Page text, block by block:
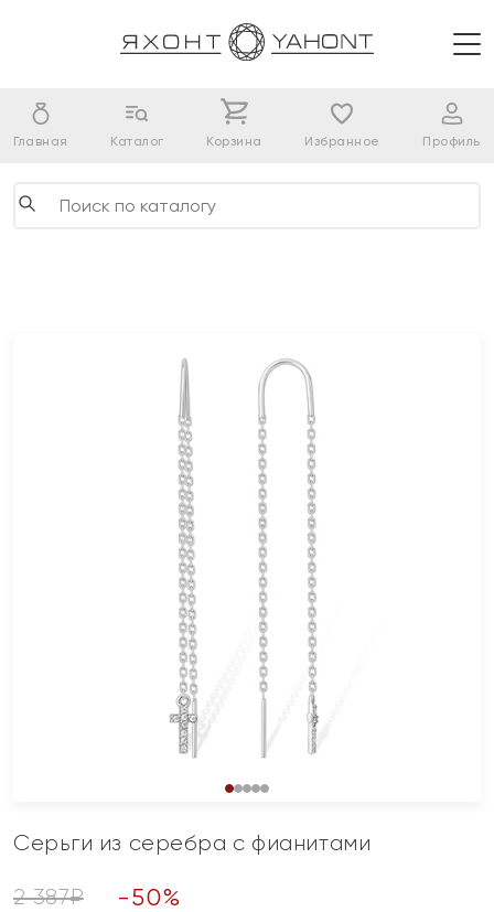
Главная Каталог Корзина Избранное Профиль
Серьги из серебра с фианитами
2 387₽ -50%